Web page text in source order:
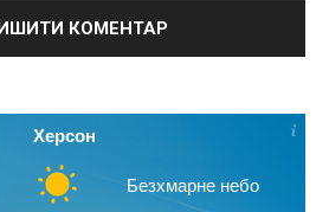
Херсон
Безхмарне небо